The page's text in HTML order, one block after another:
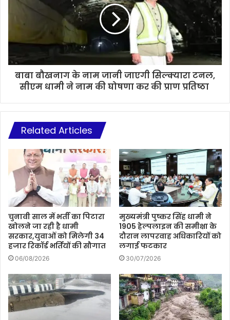
बाबा बौखनाग के नाम जानी जाएगी सिल्क्यारा टनल,
सीएम धामी ने नाम की घोषणा कर की प्राण प्रतिष्ठा
Related Articles
चुनावी साल में भर्ती का पिटारा
खोलने जा रही है धामी
सरकार,युवाओं को मिलेगी 34
हजार रिकॉर्ड भर्तियों की सौगात
06/08/2026
मुख्यमंत्री पुष्कर सिंह धामी ने
1905 हेल्पलाइन की समीक्षा के
दौरान लापरवाह अधिकारियों को
लगाई फटकार
30/07/2026